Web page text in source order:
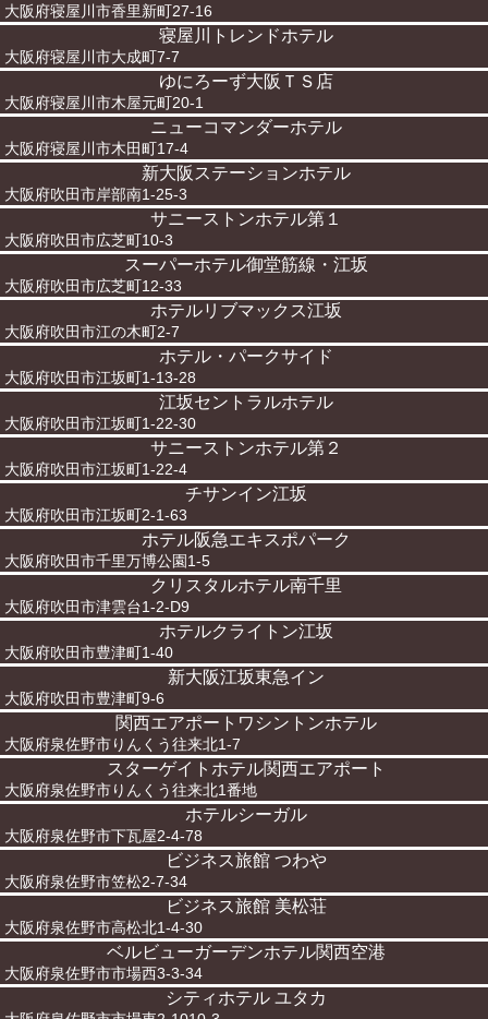
大阪府寝屋川市香里新町27-16
寝屋川トレンドホテル
大阪府寝屋川市大成町7-7
ゆにろーず大阪ＴＳ店
大阪府寝屋川市木屋元町20-1
ニューコマンダーホテル
大阪府寝屋川市木田町17-4
新大阪ステーションホテル
大阪府吹田市岸部南1-25-3
サニーストンホテル第１
大阪府吹田市広芝町10-3
スーパーホテル御堂筋線・江坂
大阪府吹田市広芝町12-33
ホテルリブマックス江坂
大阪府吹田市江の木町2-7
ホテル・パークサイド
大阪府吹田市江坂町1-13-28
江坂セントラルホテル
大阪府吹田市江坂町1-22-30
サニーストンホテル第２
大阪府吹田市江坂町1-22-4
チサンイン江坂
大阪府吹田市江坂町2-1-63
ホテル阪急エキスポパーク
大阪府吹田市千里万博公園1-5
クリスタルホテル南千里
大阪府吹田市津雲台1-2-D9
ホテルクライトン江坂
大阪府吹田市豊津町1-40
新大阪江坂東急イン
大阪府吹田市豊津町9-6
関西エアポートワシントンホテル
大阪府泉佐野市りんくう往来北1-7
スターゲイトホテル関西エアポート
大阪府泉佐野市りんくう往来北1番地
ホテルシーガル
大阪府泉佐野市下瓦屋2-4-78
ビジネス旅館 つわや
大阪府泉佐野市笠松2-7-34
ビジネス旅館 美松荘
大阪府泉佐野市高松北1-4-30
ベルビューガーデンホテル関西空港
大阪府泉佐野市市場西3-3-34
シティホテル ユタカ